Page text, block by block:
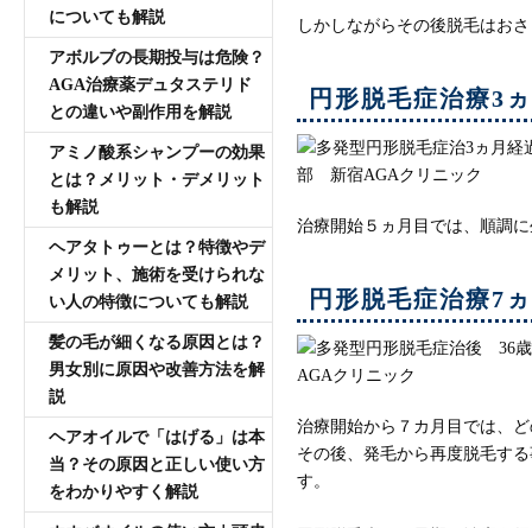
しかしながらその後脱毛はお
円形脱毛症治療3
治療開始５ヵ月目では、順調
円形脱毛症治療7
治療開始から７カ月目では、
その後、発毛から再度脱毛す
す。
についても解説
アボルブの長期投与は危険？
AGA治療薬デュタステリド
との違いや副作用を解説
アミノ酸系シャンプーの効果
とは？メリット・デメリット
も解説
ヘアタトゥーとは？特徴やデ
メリット、施術を受けられな
い人の特徴についても解説
髪の毛が細くなる原因とは？
男女別に原因や改善方法を解
説
ヘアオイルで「はげる」は本
当？その原因と正しい使い方
をわかりやすく解説